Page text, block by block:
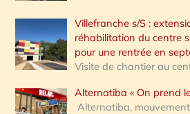
Villefranche s/S :
réhabilitation du centre
pour une rentrée en
Visite de chantier au
Alternatiba « On prend
Alternatiba,